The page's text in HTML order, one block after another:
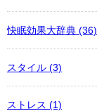
快眠効果大辞典 (36)
スタイル (3)
ストレス (1)